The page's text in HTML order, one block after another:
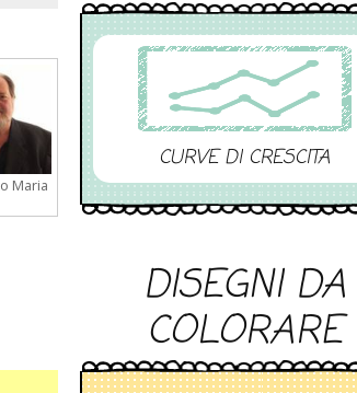
Maria
CURVE DI CRESCITA
DISEGNI DA
COLORARE